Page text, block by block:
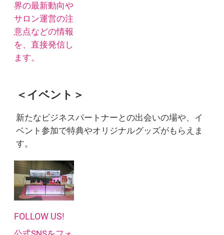
界の最新動向や
サロン運営の注
意点などの情報
を、直接発信し
ます。
＜イベント＞
新たなビジネスパートナーとの出会いの場や、イ
ベント参加で特典やオリジナルグッズがもらえま
す。
FOLLOW US!